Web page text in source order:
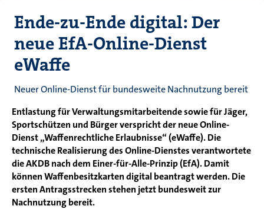
Ende-zu-Ende digital: Der
neue EfA-Online-Dienst
eWaffe
Neuer Online-Dienst für bundesweite Nachnutzung bereit
Entlastung für Verwaltungsmitarbeitende sowie für Jäger,
Sportschützen und Bürger verspricht der neue Online-
Dienst „Waffenrechtliche Erlaubnisse“ (eWaffe). Die
technische Realisierung des Online-Dienstes verantwortete
die AKDB nach dem Einer-für-Alle-Prinzip (EfA). Damit
können Waffenbesitzkarten digital beantragt werden. Die
ersten Antragsstrecken stehen jetzt bundesweit zur
Nachnutzung bereit.